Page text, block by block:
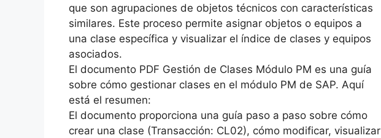
que son agrupaciones de objetos técnicos con características
similares. Este proceso permite asignar objetos o equipos a
una clase específica y visualizar el índice de clases y equipos
asociados.
El documento PDF Gestión de Clases Módulo PM es una guía
sobre cómo gestionar clases en el módulo PM de SAP. Aquí
está el resumen:
El documento proporciona una guía paso a paso sobre cómo
crear una clase (Transacción: CL02), cómo modificar, visualizar